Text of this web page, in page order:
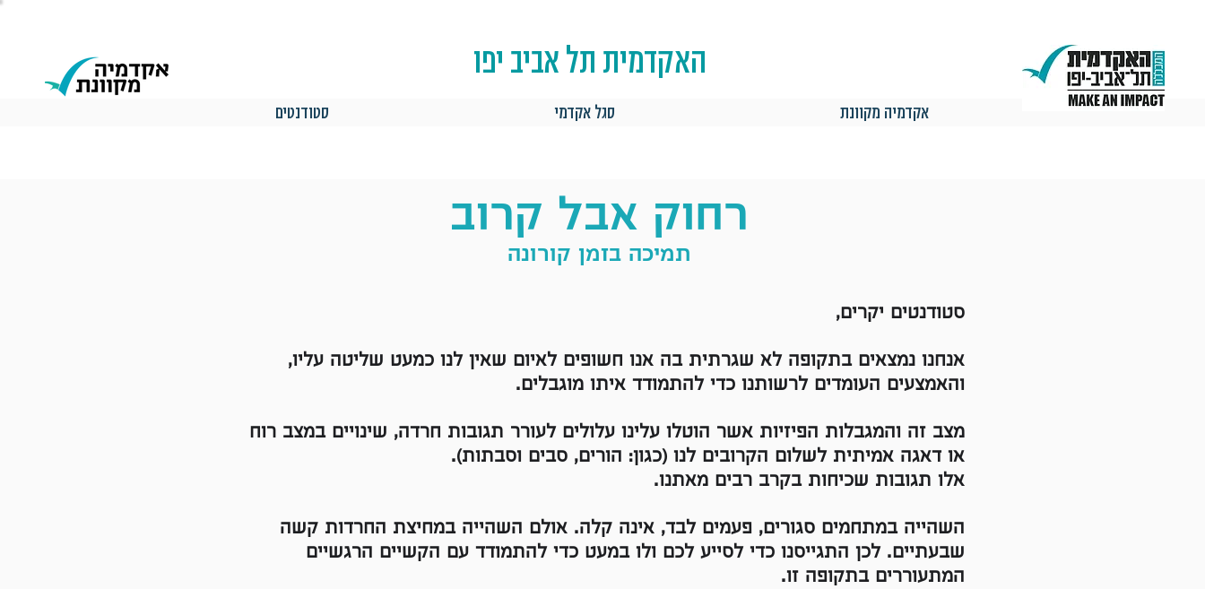
האקדמית תל אביב יפו
אקדמיה מקוונת סגל אקדמי סטודנטים
רחוק אבל קרוב
תמיכה בזמן קורונה
סטודנטים יקרים,
אנחנו נמצאים בתקופה לא שגרתית בה אנו חשופים לאיום שאין לנו כמעט שליטה עליו,
והאמצעים העומדים לרשותנו כדי להתמודד איתו מוגבלים.
מצב זה והמגבלות הפיזיות אשר הוטלו עלינו עלולים לעורר תגובות חרדה, שינויים במצב רוח
או דאגה אמיתית לשלום הקרובים לנו (כגון: הורים, סבים וסבתות).
אלו תגובות שכיחות בקרב רבים מאתנו.
השהייה במתחמים סגורים, פעמים לבד, אינה קלה. אולם השהייה במחיצת החרדות קשה
שבעתיים. לכן התגייסנו כדי לסייע לכם ולו במעט כדי להתמודד עם הקשיים הרגשיים
המתעוררים בתקופה זו.